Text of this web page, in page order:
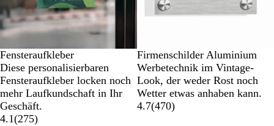
Fensteraufkleber
Diese personalisierbaren
Fensteraufkleber locken noch
mehr Laufkundschaft in Ihr
Geschäft.
4.1(275)
Firmenschilder Aluminium
Werbetechnik im Vintage-
Look, der weder Rost noch
Wetter etwas anhaben kann.
4.7(470)